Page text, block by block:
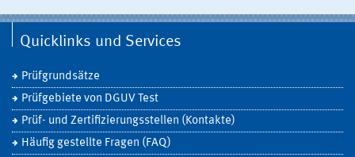
Quicklinks und Services
Prüfgrundsätze
Prüfgebiete von DGUV Test
Prüf- und Zertifizierungsstellen (Kontakte)
Häufig gestellte Fragen (FAQ)